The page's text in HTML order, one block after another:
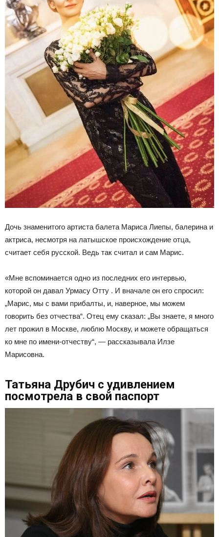
Дочь знаменитого артиста балета Мариса Лиепы, балерина и
актриса, несмотря на латышское происхождение отца,
считает себя русской. Ведь так считал и сам Марис.
«Мне вспоминается одно из последних его интервью,
которой он давал Урмасу Отту . И вначале он его спросил:
„Марис, мы с вами прибалты, и, наверное, мы можем
говорить без отчества“. Отец ему сказал: „Вы знаете, я много
лет прожил в Москве, люблю Москву, и можете обращаться
ко мне по имени-отчеству“, — рассказывала Илзе
Марисовна.
Татьяна Друбич с удивлением
посмотрела в свой паспорт